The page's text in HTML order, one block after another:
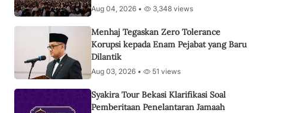
Aug 04, 2026 • 3,348 views
Menhaj Tegaskan Zero Tolerance
Korupsi kepada Enam Pejabat yang Baru
Dilantik
Aug 03, 2026 • 51 views
Syakira Tour Bekasi Klarifikasi Soal
Pemberitaan Penelantaran Jamaah